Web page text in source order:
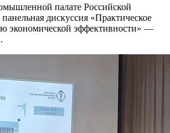
палате Российской
дискуссия «Практическое
экономической эффективности» —